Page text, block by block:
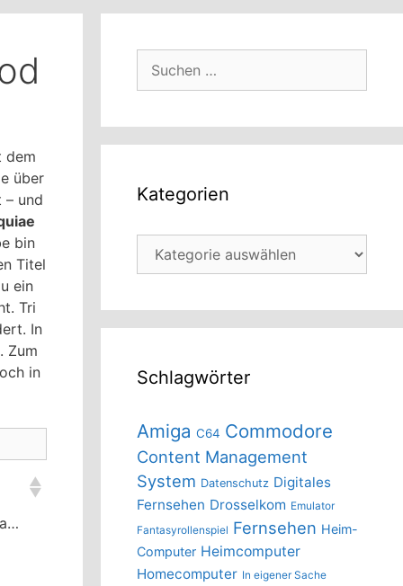
dem
über
und
bin
Titel
ein
Tri
In
Zum
in
Kategorien
Kategorien
Schlagwörter
Amiga C64 Commodore
Content Management
System Datenschutz Digitales
Fernsehen Drosselkom Emulator
Fantasyrollenspiel Fernsehen Heim-
Computer Heimcomputer
Homecomputer In eigener Sache